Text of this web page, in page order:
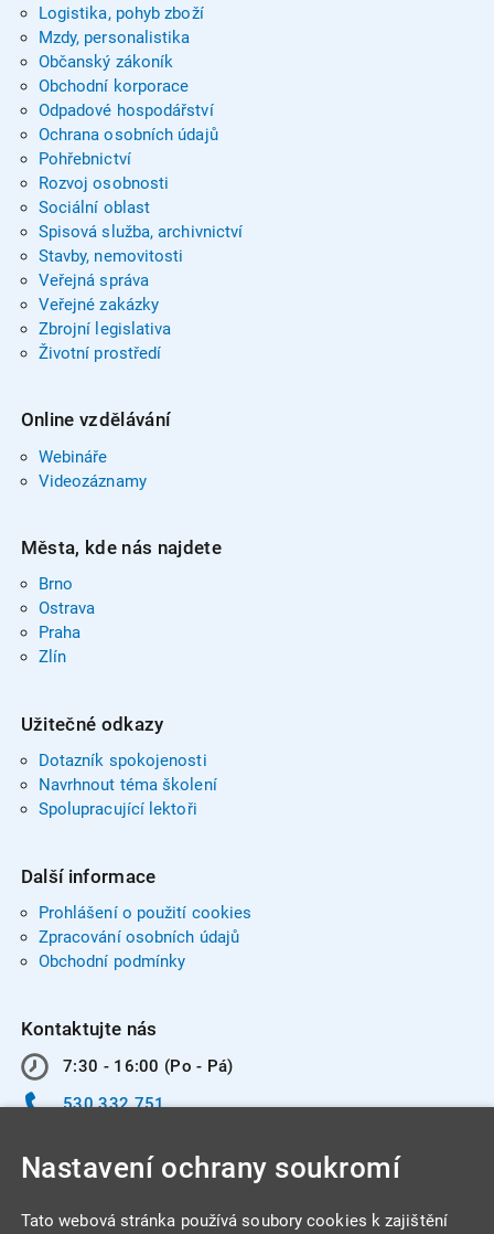
Logistika, pohyb zboží
Mzdy, personalistika
Občanský zákoník
Obchodní korporace
Odpadové hospodářství
Ochrana osobních údajů
Pohřebnictví
Rozvoj osobnosti
Sociální oblast
Spisová služba, archivnictví
Stavby, nemovitosti
Veřejná správa
Veřejné zakázky
Zbrojní legislativa
Životní prostředí
Online vzdělávání
Webináře
Videozáznamy
Města, kde nás najdete
Brno
Ostrava
Praha
Zlín
Užitečné odkazy
Dotazník spokojenosti
Navrhnout téma školení
Spolupracující lektoři
Další informace
Prohlášení o použití cookies
Zpracování osobních údajů
Obchodní podmínky
Kontaktujte nás
7:30 - 16:00 (Po - Pá)
530 332 751
Nastavení ochrany soukromí
Tato webová stránka používá soubory cookies k zajištění